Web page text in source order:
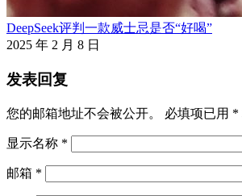
DeepSeek评判一款威士忌是否“好喝”
2025 年 2 月 8 日
发表回复
您的邮箱地址不会被公开。 必填项已用 *
显示名称 *
邮箱 *